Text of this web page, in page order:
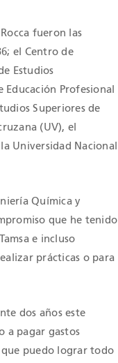
fueron las
el Centro de
Estudios
Educación Profesional
Superiores de
(UV), el
Universidad Nacional
Química y
que he tenido
e incluso
prácticas o para
dos años este
a pagar gastos
que puedo lograr todo